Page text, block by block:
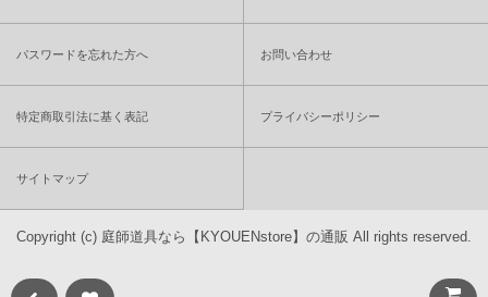
パスワードを忘れた方へ お問い合わせ
特定商取引法に基く表記 プライバシーポリシー
サイトマップ
Copyright (c) 庭師道具なら【KYOUENstore】の通販 All rights reserved.